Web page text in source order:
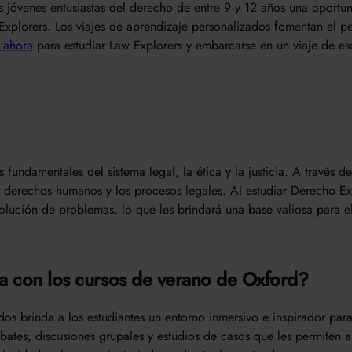
entusiastas del derecho de entre 9 y 12 años una
Los viajes de aprendizaje personalizados fomentan el
para estudiar Law Explorers y embarcarse en un viaje de
del sistema legal, la ética y la justicia. A través
humanos y los procesos legales. Al estudiar Derecho
de problemas, lo que les brindará una base valiosa para
con los cursos de verano de Oxford?
brinda a los estudiantes un entorno inmersivo e inspirador
discusiones grupales y estudios de casos que les